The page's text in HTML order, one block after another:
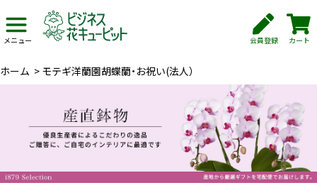
メニュー 会員登録 カート
ホーム > モテギ洋蘭園胡蝶蘭・お祝い(法人）